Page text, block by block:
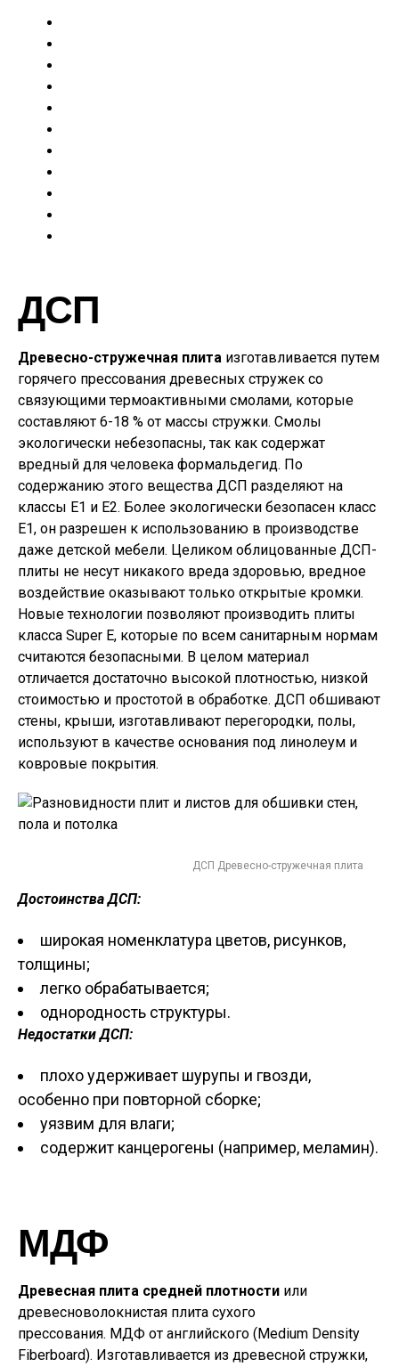
ДСП
Древесно-стружечная плита изготавливается путем
горячего прессования древесных стружек со
связующими термоактивными смолами, которые
составляют 6-18 % от массы стружки. Смолы
экологически небезопасны, так как содержат
вредный для человека формальдегид. По
содержанию этого вещества ДСП разделяют на
классы E1 и Е2. Более экологически безопасен класс
E1, он разрешен к использованию в производстве
даже детской мебели. Целиком облицованные ДСП-
плиты не несут никакого вреда здоровью, вредное
воздействие оказывают только открытые кромки.
Новые технологии позволяют производить плиты
класса Super Е, которые по всем санитарным нормам
считаются безопасными. В целом материал
отличается достаточно высокой плотностью, низкой
стоимостью и простотой в обработке. ДСП обшивают
стены, крыши, изготавливают перегородки, полы,
используют в качестве основания под линолеум и
ковровые покрытия.
ДСП Древесно-стружечная плита
Достоинства ДСП:
широкая номенклатура цветов, рисунков,
толщины;
легко обрабатывается;
однородность структуры.
Недостатки ДСП:
плохо удерживает шурупы и гвозди,
особенно при повторной сборке;
уязвим для влаги;
содержит канцерогены (например, меламин).
МДФ
Древесная плита средней плотности или
древесноволокнистая плита сухого
прессования. МДФ от английского (Medium Density
Fiberboard). Изготавливается из древесной стружки,